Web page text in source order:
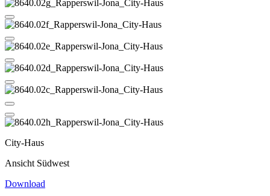
City-Haus
Ansicht Südwest
Download